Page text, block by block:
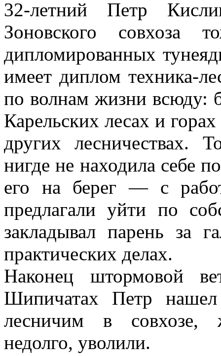
32-летний Петр
Зоновского совхоза
дипломированных
имеет диплом техника-
по волнам жизни всюду:
Карельских лесах и
других лесничествах.
нигде не находила себе
его на берег — с
предлагали уйти по
закладывал парень за
практических делах.
Наконец штормовой
Шипичатах Петр нашел
лесничим в совхозе,
недолго, уволили.